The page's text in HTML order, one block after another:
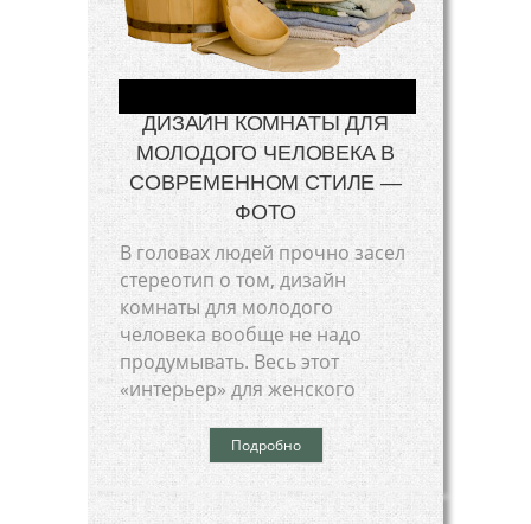
ДИЗАЙН КОМНАТЫ ДЛЯ
МОЛОДОГО ЧЕЛОВЕКА В
СОВРЕМЕННОМ СТИЛЕ —
ФОТО
В головах людей прочно засел
стереотип о том, дизайн
комнаты для молодого
человека вообще не надо
продумывать. Весь этот
«интерьер» для женского
Подробно